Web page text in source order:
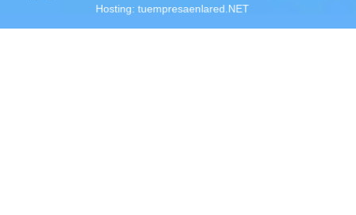
Hosting: tuempresaenlared.NET